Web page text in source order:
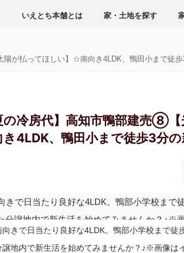
いえとち本舗とは 家・土地を探す
陽が払ってほしい】☆南向き4LDK、鴨田小まで徒
の冷房代】高知市鴨部建売⑧
き4LDK、鴨田小まで徒歩3分
向きで日当たり良好な4LDK。鴨部小学校まで
譲地内で新生活を始めてみませんか？♪※画像は